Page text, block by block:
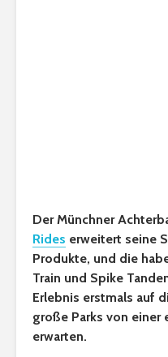
Der Münchner
Rides erweitert seine
Produkte, und die
Train und Spike
Erlebnis erstmals auf
große Parks von
erwarten.